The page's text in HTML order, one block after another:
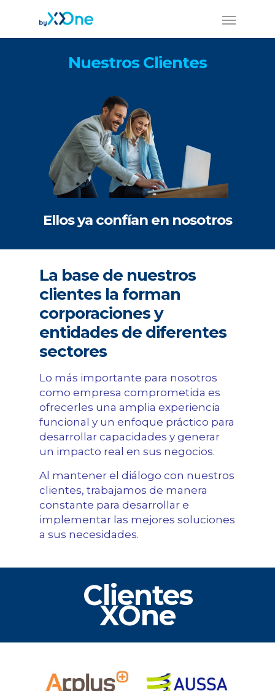
Nuestros Clientes
Ellos ya confían en nosotros
La base de nuestros
clientes la forman
corporaciones y
entidades de diferentes
sectores
Lo más importante para nosotros
como empresa comprometida es
ofrecerles una amplia experiencia
funcional y un enfoque práctico para
desarrollar capacidades y generar
un impacto real en sus negocios.
Al mantener el diálogo con nuestros
clientes, trabajamos de manera
constante para desarrollar e
implementar las mejores soluciones
a sus necesidades.
Clientes
XOne